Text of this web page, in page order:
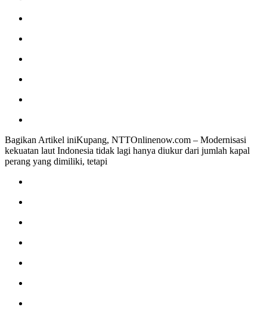
Bagikan Artikel iniKupang, NTTOnlinenow.com – Modernisasi
kekuatan laut Indonesia tidak lagi hanya diukur dari jumlah kapal
perang yang dimiliki, tetapi